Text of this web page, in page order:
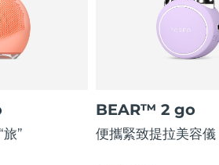
”
BEAR™ 2 go
便攜緊致提拉美容儀